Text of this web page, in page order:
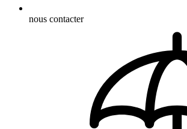
nous contacter